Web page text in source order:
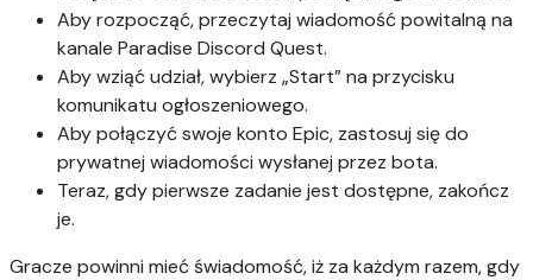
Aby rozpocząć, przeczytaj wiadomość powitalną na
kanale Paradise Discord Quest.
Aby wziąć udział, wybierz „Start” na przycisku
komunikatu ogłoszeniowego.
Aby połączyć swoje konto Epic, zastosuj się do
prywatnej wiadomości wysłanej przez bota.
Teraz, gdy pierwsze zadanie jest dostępne, zakończ
je.
Gracze powinni mieć świadomość, iż za każdym razem, gdy